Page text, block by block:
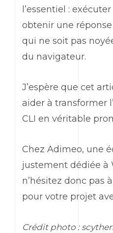
l’essentiel :
obtenir une
qui ne soit pas
du navigateur.
J’espère que cet
aider à transformer
CLI en véritable
Chez Adimeo, une
justement dédiée à
n’hésitez donc pas
pour votre projet
Crédit photo :